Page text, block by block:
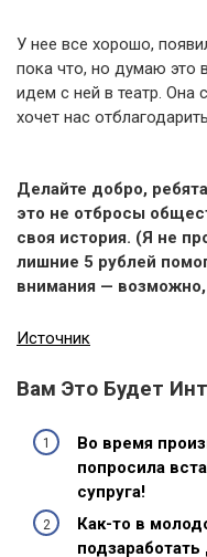
У нее все хорошо,
пока что, но думаю это
идем с ней в театр. Она
хочет нас отблагодарить
Делайте добро,
это не отбросы
своя история. (Я не
лишние 5 рублей
внимания —
Источник
Вам Это Будет
Во время
попросила
супруга!
Как-то в